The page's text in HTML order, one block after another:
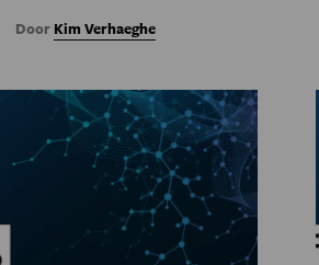
Door Kim Verhaeghe